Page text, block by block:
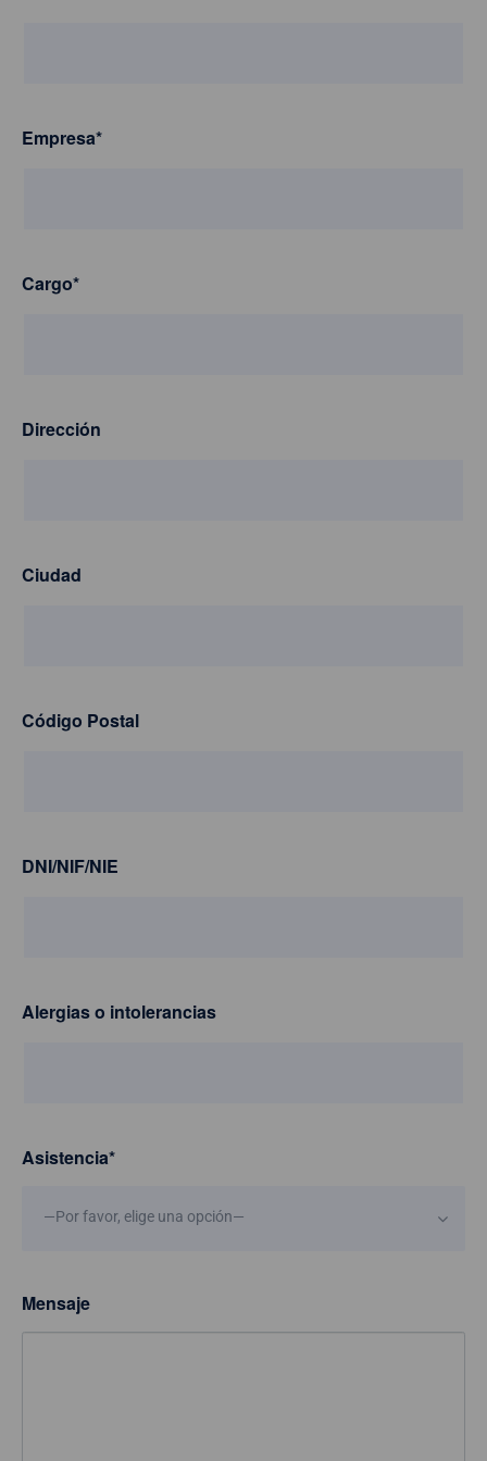
Empresa*
Cargo*
Dirección
Ciudad
Código Postal
DNI/NIF/NIE
Alergias o intolerancias
Asistencia*
—Por favor, elige una opción—
Mensaje